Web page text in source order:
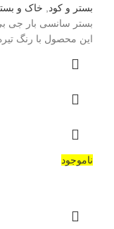
بستر و کود
خاک و
بستر سانسی بار جی
این محصول با رنگ
ناموجود